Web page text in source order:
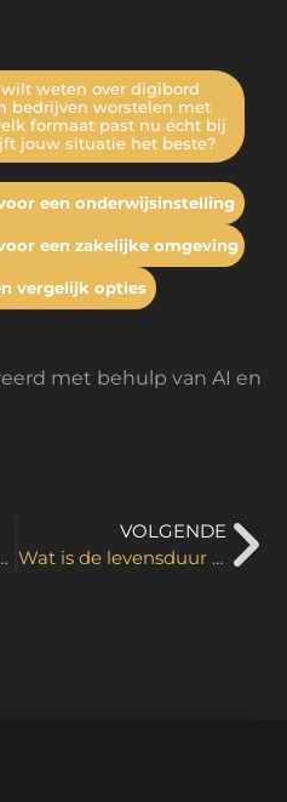
weten over digibord
bedrijven worstelen met
formaat past nu écht bij
jouw situatie het beste?
een onderwijsinstelling
een zakelijke omgeving
vergelijk opties
met behulp van AI en
digibord?
VOLGENDE
Wat is de levensduur van een digibord scherm?